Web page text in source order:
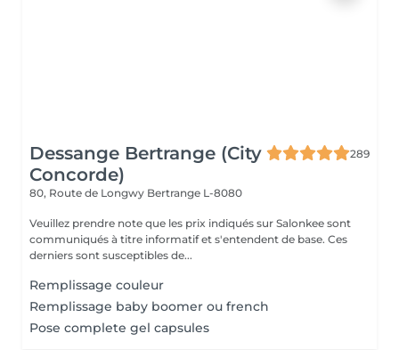
Dessange Bertrange (City
Concorde)
289
80, Route de Longwy Bertrange L-8080
Veuillez prendre note que les prix indiqués sur Salonkee sont
communiqués à titre informatif et s'entendent de base. Ces
derniers sont susceptibles de...
Remplissage couleur
Remplissage baby boomer ou french
Pose complete gel capsules